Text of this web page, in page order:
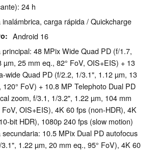
24 h
inalámbrica, carga rápida / Quickcharge
Android 16
principal: 48 MPix Wide Quad PD (f/1.7,
µm, 25 mm eq., 82° FoV, OIS+EIS) + 13
wide Quad PD (f/2.2, 1/3.1", 1.12 µm, 13
120° FoV) + 10.8 MP Telephoto Dual PD
zoom, f/3.1, 1/3.2", 1.22 µm, 104 mm
FoV, OIS+EIS), 4K 60 fps (non-HDR), 4K
bit HDR), 1080p 240 fps (slow motion)
secundaria: 10.5 MPix Dual PD autofocus
1.22 µm, 20 mm eq., 95° FoV), 4K 60